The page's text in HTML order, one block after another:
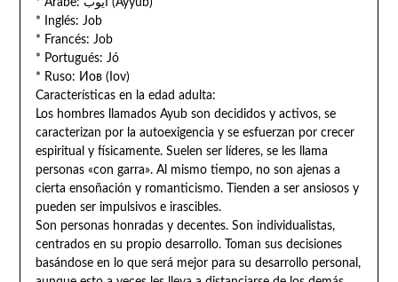
* Árabe: أيوب (Ayyūb)
* Inglés: Job
* Francés: Job
* Portugués: Jó
* Ruso: Иов (Iov)
Características en la edad adulta:
Los hombres llamados Ayub son decididos y activos, se
caracterizan por la autoexigencia y se esfuerzan por crecer
espiritual y físicamente. Suelen ser líderes, se les llama
personas «con garra». Al mismo tiempo, no son ajenas a
cierta ensoñación y romanticismo. Tienden a ser ansiosos y
pueden ser impulsivos e irascibles.
Son personas honradas y decentes. Son individualistas,
centrados en su propio desarrollo. Toman sus decisiones
basándose en lo que será mejor para su desarrollo personal,